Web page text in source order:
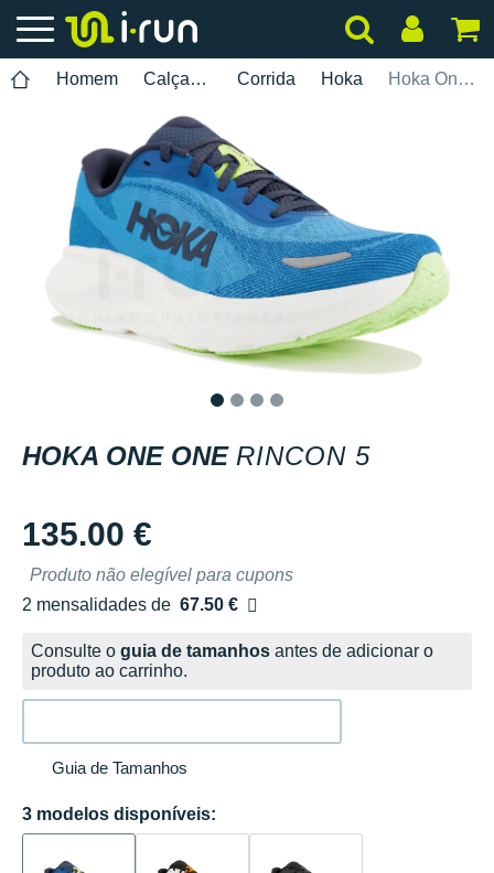
Homem Calçados Corrida Hoka Hoka One One Rincon 5
HOKA ONE ONE RINCON 5
135.00 €
Produto não elegível para cupons
2 mensalidades de 67.50 €
sem custos
Consulte o guia de tamanhos antes de adicionar o
produto ao carrinho.
Guia de Tamanhos
3 modelos disponíveis: